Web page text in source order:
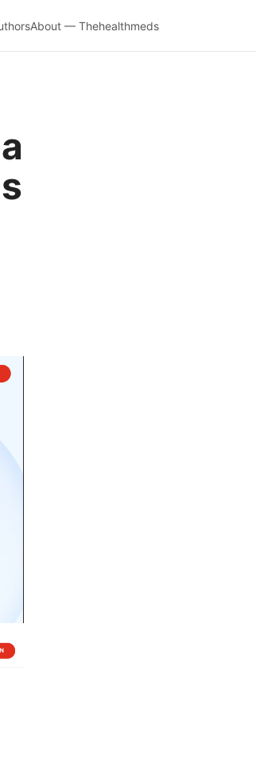
About — Thehealthmeds